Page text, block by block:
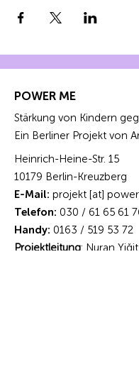
POWER ME
Stärkung von Kindern
Ein Berliner Projekt von
Heinrich-Heine-Str. 15
10179 Berlin-Kreuzberg
E-Mail: projekt [at]
Telefon: 030 / 61 65 61
Handy: 0163 / 519 53 72
Projektleitung: Nuran Yiğit